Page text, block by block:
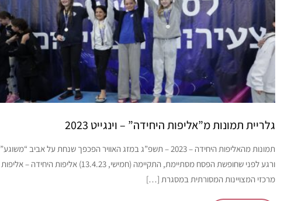
גלריית תמונות מ”אליפות היחידה” – וינגייט 2023
תמונות מהאליפות היחידה – 2023 – תשפ”ג במזג האוויר הפכפך שנחת על אביב “משוגע”
ורגע לפני שחופשת הפסח מסתיימת, התקיימה (חמישי, 13.4.23) אליפות היחידה – אליפות
מרכזי המצויינות המסורתית במסגרת […]